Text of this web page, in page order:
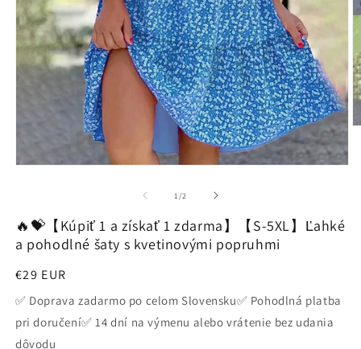
modálnom
okne
1/z2
🔥💝【Kúpiť 1 a získať 1 zdarma】【S-5XL】Ľahké
a pohodlné šaty s kvetinovými popruhmi
Normálna
cena
€29 EUR
✅ Doprava zadarmo po celom Slovensku✅ Pohodlná platba
pri doručení✅ 14 dní na výmenu alebo vrátenie bez udania
dôvodu